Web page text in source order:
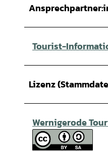
Tourist-
Lizenz
Wernigerode